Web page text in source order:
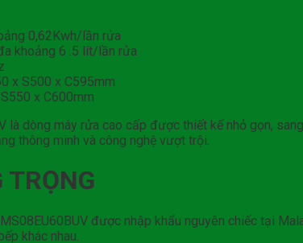
0,62Kwh/lần rửa
khoảng 6 .5 lít/lần rửa
x S500 x C595mm
x C600mm
là dòng máy rửa cao cấp được thiết kế nhỏ gọn,
thông minh và công nghệ vượt trội.
TRỌNG
được nhập khẩu nguyên chiếc tại
khác nhau.